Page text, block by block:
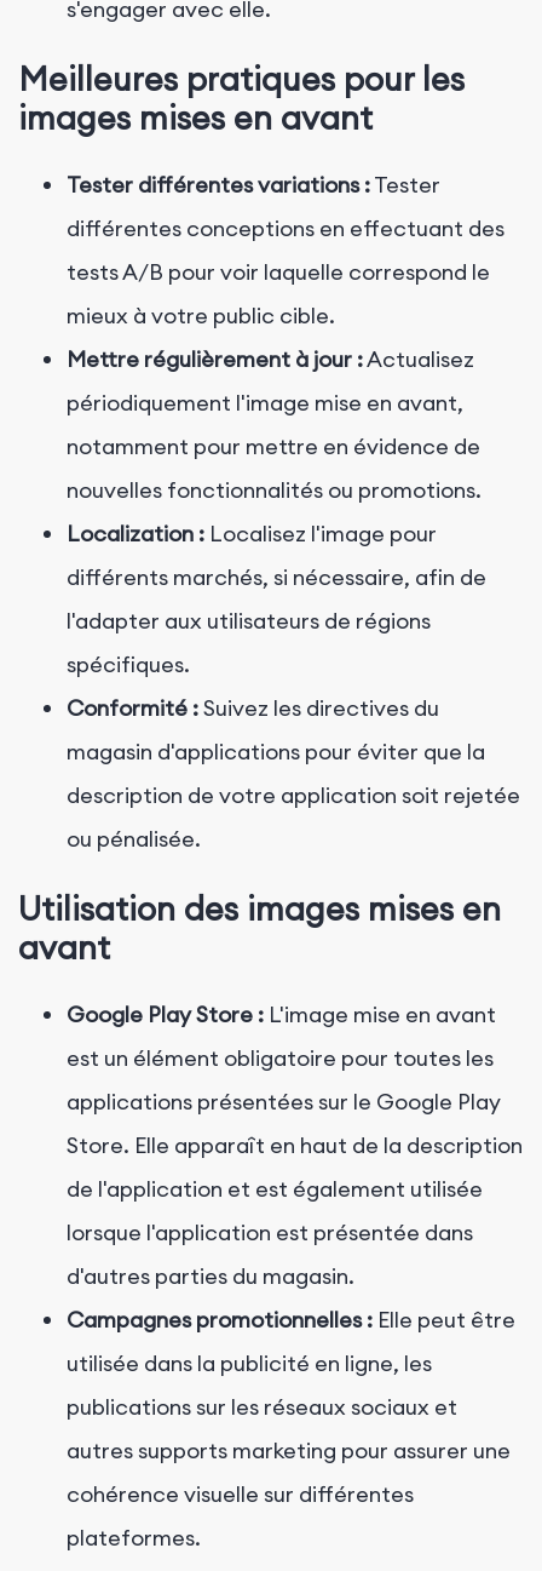
s'engager avec elle.
Meilleures pratiques pour les
images mises en avant
Tester différentes variations :Tester
différentes conceptions en effectuant des
tests A/B pour voir laquelle correspond le
mieux à votre public cible.
Mettre régulièrement à jour :Actualisez
périodiquement l'image mise en avant,
notamment pour mettre en évidence de
nouvelles fonctionnalités ou promotions.
Localization : Localisez l'image pour
différents marchés, si nécessaire, afin de
l'adapter aux utilisateurs de régions
spécifiques.
Conformité :Suivez les directives du
magasin d'applications pour éviter que la
description de votre application soit rejetée
ou pénalisée.
Utilisation des images mises en
avant
Google Play Store : L'image mise en avant
est un élément obligatoire pour toutes les
applications présentées sur le Google Play
Store. Elle apparaît en haut de la description
de l'application et est également utilisée
lorsque l'application est présentée dans
d'autres parties du magasin.
Campagnes promotionnelles : Elle peut être
utilisée dans la publicité en ligne, les
publications sur les réseaux sociaux et
autres supports marketing pour assurer une
cohérence visuelle sur différentes
plateformes.